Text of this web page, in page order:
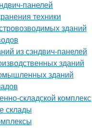
панелей
техники
зданий
из сэндвич-панелей
зданий
зданий
складской комплекс
склады